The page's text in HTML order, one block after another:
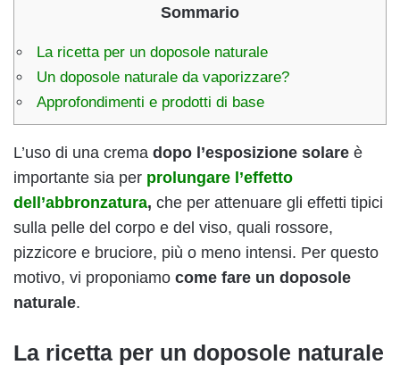
Sommario
La ricetta per un doposole naturale
Un doposole naturale da vaporizzare?
Approfondimenti e prodotti di base
L’uso di una crema dopo l’esposizione solare è
importante sia per prolungare l’effetto
dell’abbronzatura, che per attenuare gli effetti tipici
sulla pelle del corpo e del viso, quali rossore,
pizzicore e bruciore, più o meno intensi. Per questo
motivo, vi proponiamo come fare un doposole
naturale.
La ricetta per un doposole naturale